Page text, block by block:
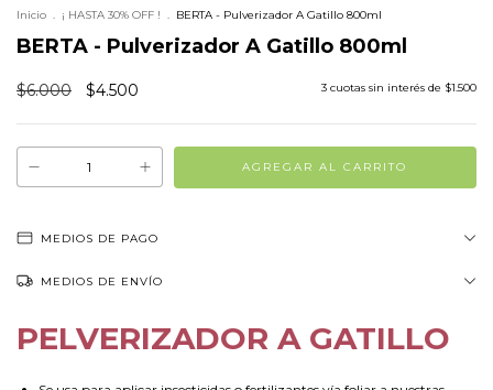
Inicio . ¡ HASTA 30% OFF ! . BERTA - Pulverizador A Gatillo 800ml
BERTA - Pulverizador A Gatillo 800ml
$6.000 $4.500 3 cuotas sin interés de $1.500
MEDIOS DE PAGO
MEDIOS DE ENVÍO
PELVERIZADOR A GATILLO